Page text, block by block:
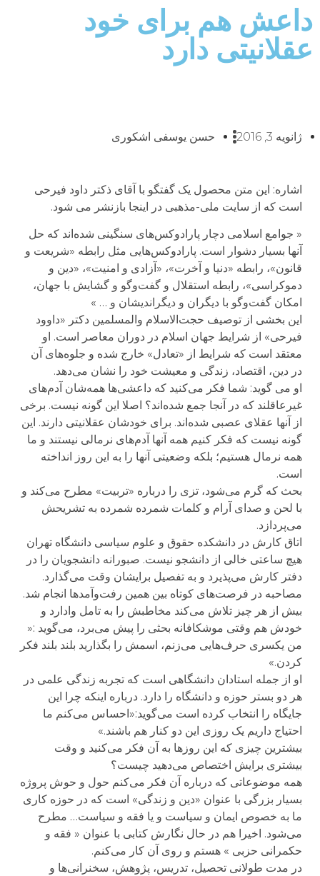
داعش هم برای خود
عقلانیتی دارد
ژانویه 3, 2016 حسن یوسفی اشکوری
اشاره: این متن محصول یک گفتگو با آقای ذکتر داود فیرحی
است که از سایت ملی-مذهبی در اینجا بازنشر می شود.
« جوامع اسلامی دچار پارادوکس‌های سنگینی شده‌اند که حل
آنها بسیار دشوار است. پارادوکس‌هایی مثل رابطه «شریعت و
قانون»، رابطه «دنیا و آخرت»، «آزادی و امنیت»، «دین و
دموکراسی»، رابطه استقلال و گفت‌وگو و گشایش با جهان،
امکان گفت‌وگو با دیگران و دیگراندیشان و … »
این بخشی از توصیف حجت‌الاسلام والمسلمین دکتر «داوود
فیرحی» از شرایط جهان اسلام در دوران معاصر است. او
معتقد است که شرایط از «تعادل» خارج شده و جلوه‌های آن
در دین، اقتصاد، زندگی و معیشت خود را نشان می‌دهد.
او می گوید: شما فکر می‌کنید که داعشی‌ها همه‌شان آدم‌های
غیرعاقلند که در آنجا جمع شده‌اند؟ اصلا این گونه نیست. برخی
از آنها عقلای عصبی شده‌اند. برای خودشان عقلانیتی دارند. این
گونه نیست که فکر کنیم همه آنها آدم‌های نرمالی نیستند و ما
همه نرمال هستیم؛ بلکه وضعیتی آنها را به این روز انداخته‌
است.
بحث که گرم می‌شود، تزی را درباره «تربیت» مطرح می‌کند و
با لحن و صدای آرام و کلمات شمرده شمرده به تشریحش
می‌پردازد.
اتاق کارش در دانشکده حقوق و علوم سیاسی دانشگاه تهران
هیچ ساعتی خالی از دانشجو نیست. صبورانه دانشجویان را در
دفتر کارش می‌پذیرد و به تفصیل برایشان وقت می‌گذارد.
مصاحبه در فرصت‌های کوتاه بین همین رفت‌وآمدها انجام شد.
بیش از هر چیز تلاش می‌کند مخاطبش را به تامل وادارد و
خودش هم وقتی موشکافانه بحثی را پیش می‌برد، می‌گوید :«
من یکسری حرف‌هایی می‌زنم، اسمش را بگذارید بلند بلند فکر
کردن.»
او از جمله استادان دانشگاهی است که تجربه زندگی علمی در
هر دو بستر حوزه و دانشگاه را دارد. درباره اینکه چرا این
جایگاه را انتخاب کرده است می‌گوید:«احساس می‌کنم ما
احتیاج داریم یک روزی این دو کنار هم باشند.»
بیشترین چیزی که این روزها به آن فکر می‌کنید و وقت
بیشتری برایش اختصاص می‌دهید چیست؟
همه موضوعاتی که درباره آن فکر می‌کنم حول و حوش پروژه
بسیار بزرگی با عنوان «دین و زندگی» است که در حوزه کاری
ما به خصوص ایمان و سیاست و یا فقه و سیاست… مطرح
می‌شود. اخیرا هم در حال نگارش کتابی با عنوان « فقه و
حکمرانی حزبی » هستم و روی آن کار می‌کنم.
در مدت‌ طولانی تحصیل، تدریس، پژوهش، سخنرانی‌ها و